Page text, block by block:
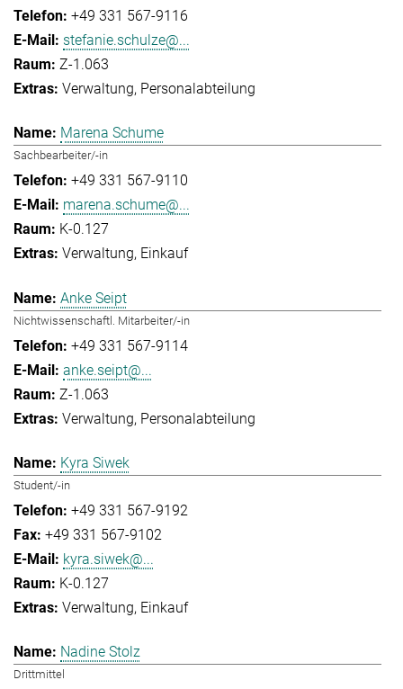
+49 331 567-9116
stefanie.schulze@...
Z-1.063
Verwaltung Personalabteilung
Marena Schume
Sachbearbeiter/-in
+49 331 567-9110
marena.schume@...
K-0.127
Verwaltung Einkauf
Anke Seipt
Nichtwissenschaftl. Mitarbeiter/-in
+49 331 567-9114
anke.seipt@...
Z-1.063
Verwaltung Personalabteilung
Kyra Siwek
Student/-in
+49 331 567-9192
+49 331 567-9102
kyra.siwek@...
K-0.127
Verwaltung Einkauf
Nadine Stolz
Drittmittel